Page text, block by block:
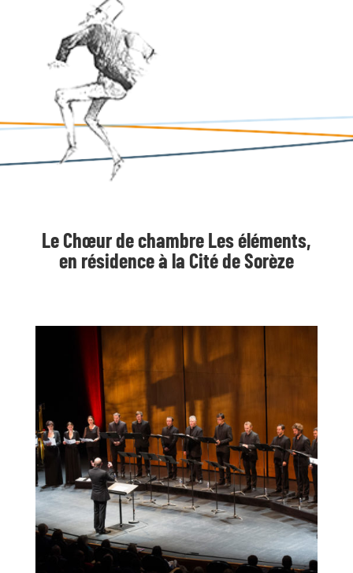
Le Chœur de chambre Les éléments,
en résidence à la Cité de Sorèze